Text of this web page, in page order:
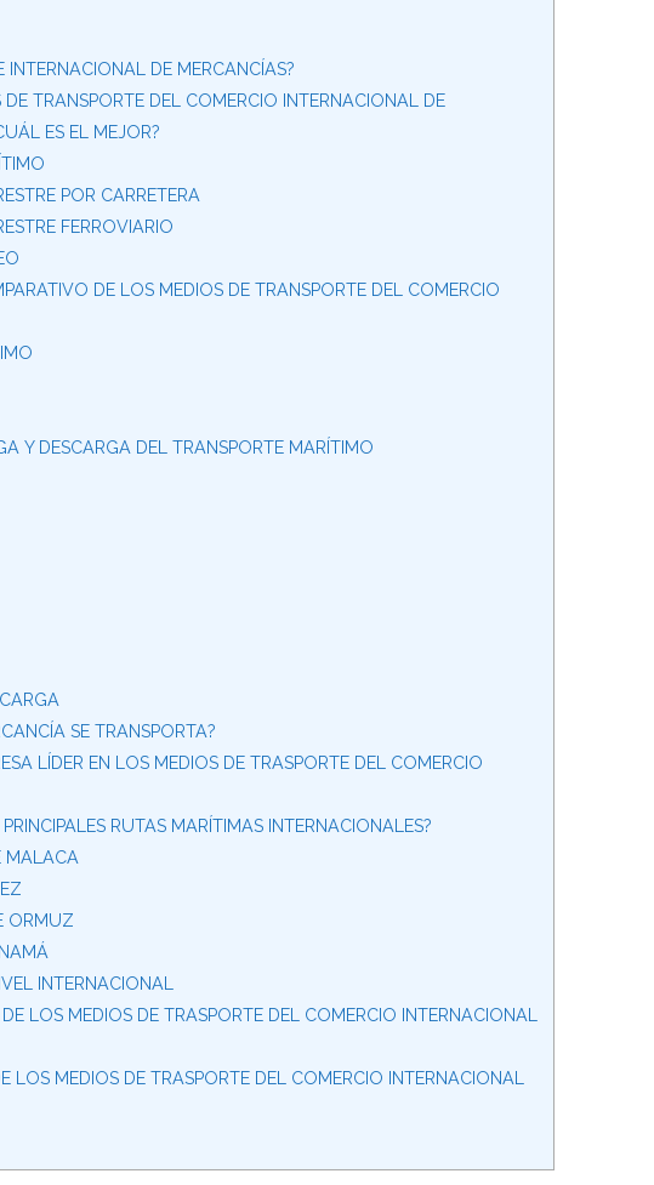
INTERNACIONAL DE MERCANCÍAS?
TRANSPORTE DEL COMERCIO INTERNACIONAL DE
ES EL MEJOR?
POR CARRETERA
FERROVIARIO
DE LOS MEDIOS DE TRANSPORTE DEL COMERCIO
Y DESCARGA DEL TRANSPORTE MARÍTIMO
SE TRANSPORTA?
LÍDER EN LOS MEDIOS DE TRASPORTE DEL COMERCIO
RUTAS MARÍTIMAS INTERNACIONALES?
MALACA
ORMUZ
INTERNACIONAL
LOS MEDIOS DE TRASPORTE DEL COMERCIO INTERNACIONAL
LOS MEDIOS DE TRASPORTE DEL COMERCIO INTERNACIONAL